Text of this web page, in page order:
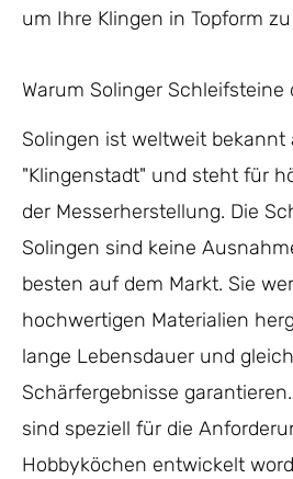
um Ihre Klingen in Topform
Warum Solinger Schleifsteine
Solingen ist weltweit bekannt
"Klingenstadt" und steht für
der Messerherstellung. Die
Solingen sind keine
besten auf dem Markt. Sie
hochwertigen Materialien
lange Lebensdauer und
Schärfergebnisse
sind speziell für die
Hobbyköchen entwickelt